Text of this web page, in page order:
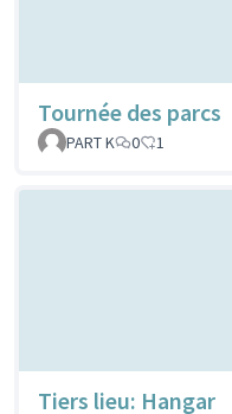
Tournée des parcs
PART K
0 1
Tiers lieu: Hangar